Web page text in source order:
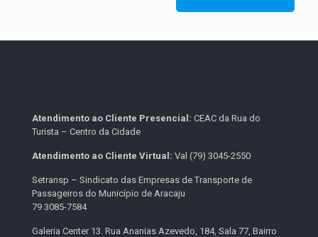
Atendimento ao Cliente Presencial: CEAC da Rua do
Turista – Centro da Cidade
Atendimento ao Cliente Virtual: Val (79) 3045-2550
Setransp – Sindicato das Empresas de Transporte de
Passageiros do Município de Aracaju
79 3085-7584
Galeria Center 13. Rua Ananias Azevedo, 184, Sala 77, Bairro